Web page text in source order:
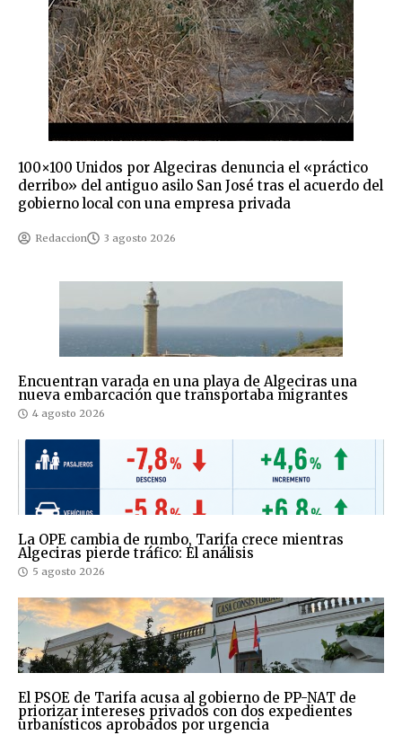
100×100 Unidos por Algeciras denuncia el «práctico
derribo» del antiguo asilo San José tras el acuerdo del
gobierno local con una empresa privada
Redaccion 3 agosto 2026
Encuentran varada en una playa de Algeciras una
nueva embarcación que transportaba migrantes
4 agosto 2026
La OPE cambia de rumbo, Tarifa crece mientras
Algeciras pierde tráfico: El análisis
5 agosto 2026
El PSOE de Tarifa acusa al gobierno de PP-NAT de
priorizar intereses privados con dos expedientes
urbanísticos aprobados por urgencia